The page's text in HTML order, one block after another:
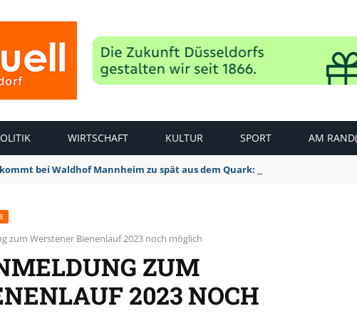
WIRTSCHAFT KULTUR SPORT AM
bei Waldhof Mannheim zu spät aus dem Quark: 1:2 Niederlage
zum Werstener Bienenlauf 2023 noch möglich
ZUM
2023 NOCH